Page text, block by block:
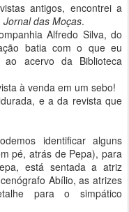
antigos, encontrei a
Jornal das Moças.
Alfredo Silva, do
batia com o que eu
acervo da Biblioteca
à venda em um sebo!
e a da revista que
identificar alguns
pé, atrás de Pepa), para
está sentada a atriz
Abílio, as atrizes
para o simpático